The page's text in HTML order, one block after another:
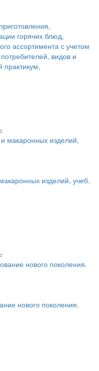
горячих блюд,
ассортимента с учетом
видов и
изделий, учеб.
нового поколения.